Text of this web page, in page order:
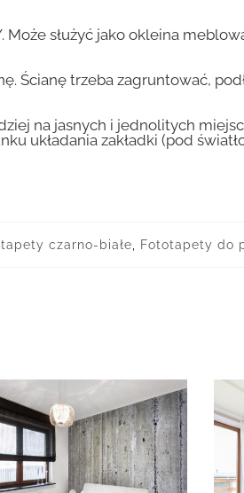
Może służyć jako okleina
Ścianę trzeba zagruntować,
na jasnych i jednolitych
układania zakładki (pod
czarno-białe, Fototapety do